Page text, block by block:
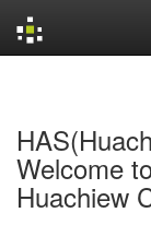
Welcome
Huachiew